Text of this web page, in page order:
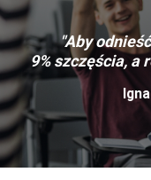
"Aby
9% szczęścia, a